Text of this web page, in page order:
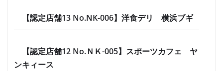
【認定店舗13 No.NK-006】洋食デリ 横浜ブギ
【認定店舗12 No.ＮＫ-005】スポーツカフェ ヤ
ンキィース